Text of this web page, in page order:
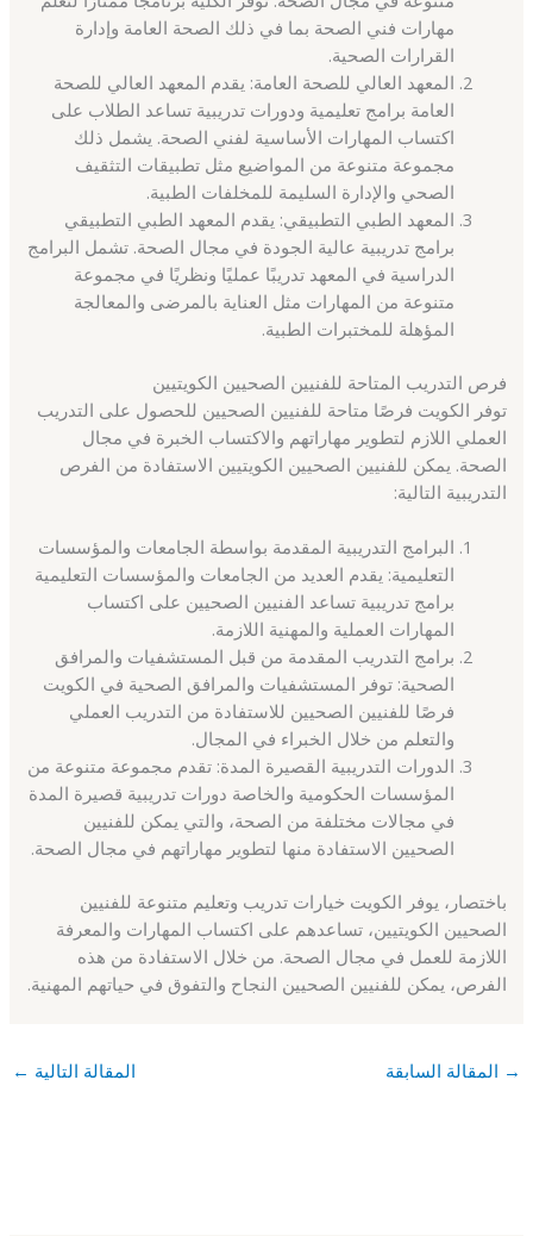
مهارات فني الصحة بما في ذلك الصحة العامة وإدارة
القرارات الصحية.
المعهد العالي للصحة العامة: يقدم المعهد العالي للصحة
العامة برامج تعليمية ودورات تدريبية تساعد الطلاب على
اكتساب المهارات الأساسية لفني الصحة. يشمل ذلك
مجموعة متنوعة من المواضيع مثل تطبيقات التثقيف
الصحي والإدارة السليمة للمخلفات الطبية.
المعهد الطبي التطبيقي: يقدم المعهد الطبي التطبيقي
برامج تدريبية عالية الجودة في مجال الصحة. تشمل البرامج
الدراسية في المعهد تدريبًا عمليًا ونظريًا في مجموعة
متنوعة من المهارات مثل العناية بالمرضى والمعالجة
المؤهلة للمختبرات الطبية.
فرص التدريب المتاحة للفنيين الصحيين الكويتيين
توفر الكويت فرصًا متاحة للفنيين الصحيين للحصول على التدريب
العملي اللازم لتطوير مهاراتهم والاكتساب الخبرة في مجال
الصحة. يمكن للفنيين الصحيين الكويتيين الاستفادة من الفرص
التدريبية التالية:
البرامج التدريبية المقدمة بواسطة الجامعات والمؤسسات
التعليمية: يقدم العديد من الجامعات والمؤسسات التعليمية
برامج تدريبية تساعد الفنيين الصحيين على اكتساب
المهارات العملية والمهنية اللازمة.
برامج التدريب المقدمة من قبل المستشفيات والمرافق
الصحية: توفر المستشفيات والمرافق الصحية في الكويت
فرصًا للفنيين الصحيين للاستفادة من التدريب العملي
والتعلم من خلال الخبراء في المجال.
الدورات التدريبية القصيرة المدة: تقدم مجموعة متنوعة من
المؤسسات الحكومية والخاصة دورات تدريبية قصيرة المدة
في مجالات مختلفة من الصحة، والتي يمكن للفنيين
الصحيين الاستفادة منها لتطوير مهاراتهم في مجال الصحة.
باختصار، يوفر الكويت خيارات تدريب وتعليم متنوعة للفنيين
الصحيين الكويتيين، تساعدهم على اكتساب المهارات والمعرفة
اللازمة للعمل في مجال الصحة. من خلال الاستفادة من هذه
الفرص، يمكن للفنيين الصحيين النجاح والتفوق في حياتهم المهنية.
→ المقالة السابقة المقالة التالية ←